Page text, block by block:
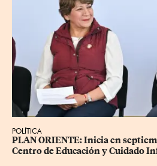
POLÍTICA
PLAN ORIENTE: Inicia en
Centro de Educación y Cuidado